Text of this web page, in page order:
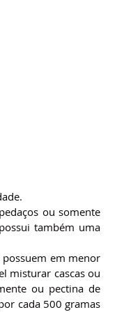
ou somente
também uma
em menor
misturar cascas ou
ou pectina de
cada 500 gramas